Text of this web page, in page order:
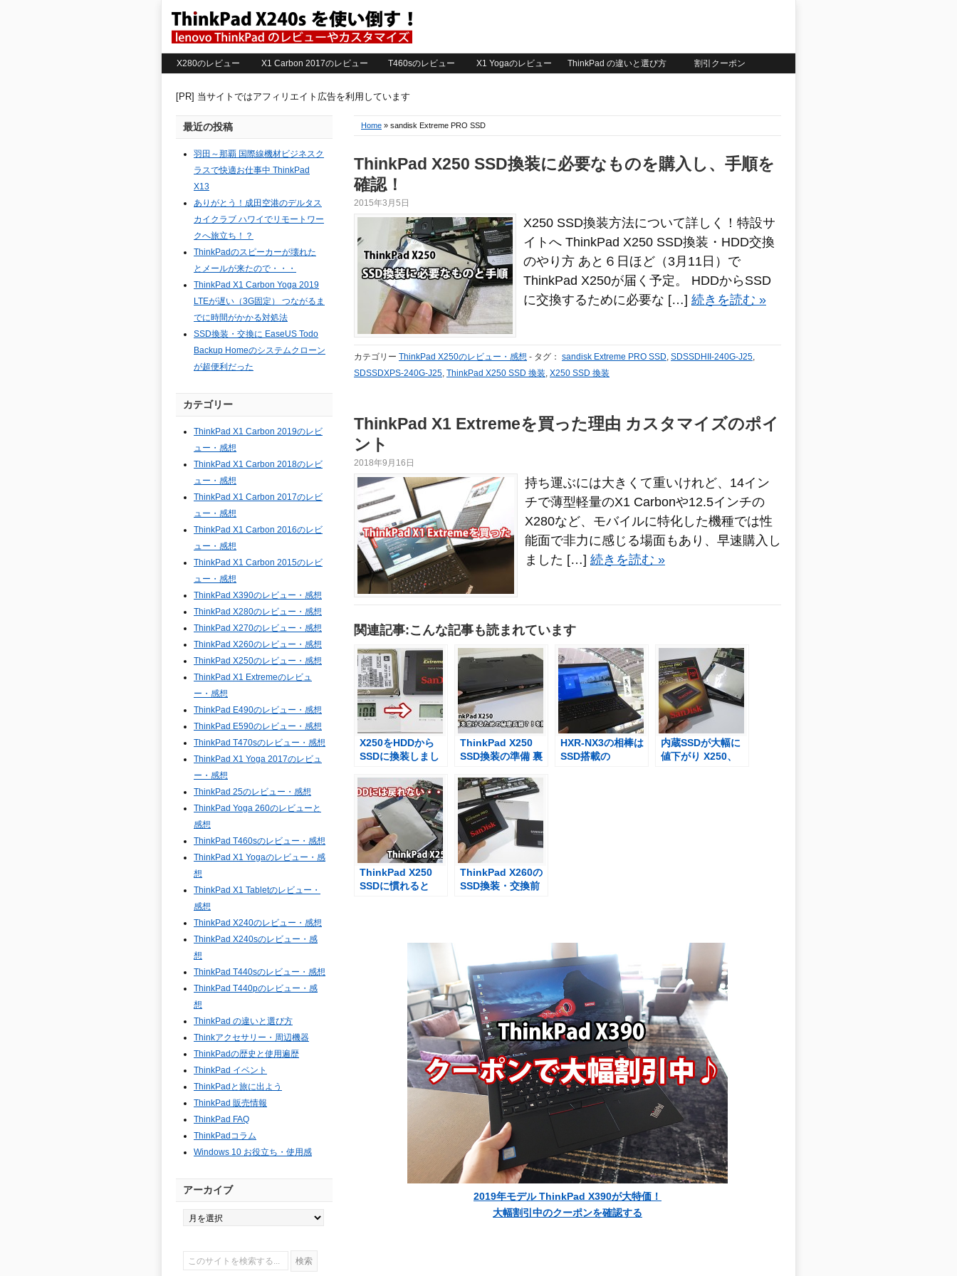
X280のレビュー X1 Carbon 2017のレビュー T460sのレビュー X1 Yogaのレビュー ThinkPad の違いと選び方 割引クーポン
[PR] 当サイトではアフィリエイト広告を利用しています
Home » sandisk Extreme PRO SSD
ThinkPad X250 SSD換装に必要なものを購入し、手順を
確認！
2015年3月5日
X250 SSD換装方法について詳しく！特設サ
イトへ ThinkPad X250 SSD換装・HDD交換
のやり方 あと６日ほど（3月11日）で
ThinkPad X250が届く予定。 HDDからSSD
に交換するために必要な […] 続きを読む »
カテゴリー ThinkPad X250のレビュー・感想 - タグ： sandisk Extreme PRO SSD, SDSSDHII-240G-J25,
SDSSDXPS-240G-J25, ThinkPad X250 SSD 換装, X250 SSD 換装
ThinkPad X1 Extremeを買った理由 カスタマイズのポイ
ント
2018年9月16日
持ち運ぶには大きくて重いけれど、14イン
チで薄型軽量のX1 Carbonや12.5インチの
X280など、モバイルに特化した機種では性
能面で非力に感じる場面もあり、早速購入し
ました […] 続きを読む »
関連記事:こんな記事も読まれています
X250をHDDから
SSDに換装しまし
【１分ダイジェス
ト動画】
ThinkPad X250
SSD換装の準備 裏
秘密兵器？！を購
HXR-NX3の相棒は
SSD搭載の
内蔵SSDが大幅に
値下がり X250、
ThinkPad X250
SSDに慣れると
ThinkPad X260の
SSD換装・交換前
2019年モデル ThinkPad X390が大特価！
大幅割引中のクーポンを確認する
最近の投稿
羽田～那覇 国際線機材ビジネスク
ラスで快適お仕事中 ThinkPad
X13
ありがとう！成田空港のデルタス
カイクラブ ハワイでリモートワー
クへ旅立ち！？
ThinkPadのスピーカーが壊れた
とメールが来たので・・・
ThinkPad X1 Carbon Yoga 2019
LTEが遅い（3G固定） つながるま
でに時間がかかる対処法
SSD換装・交換に EaseUS Todo
Backup Homeのシステムクローン
が超便利だった
カテゴリー
ThinkPad X1 Carbon 2019のレビ
ュー・感想
ThinkPad X1 Carbon 2018のレビ
ュー・感想
ThinkPad X1 Carbon 2017のレビ
ュー・感想
ThinkPad X1 Carbon 2016のレビ
ュー・感想
ThinkPad X1 Carbon 2015のレビ
ュー・感想
ThinkPad X390のレビュー・感想
ThinkPad X280のレビュー・感想
ThinkPad X270のレビュー・感想
ThinkPad X260のレビュー・感想
ThinkPad X250のレビュー・感想
ThinkPad X1 Extremeのレビュ
ー・感想
ThinkPad E490のレビュー・感想
ThinkPad E590のレビュー・感想
ThinkPad T470sのレビュー・感想
ThinkPad X1 Yoga 2017のレビュ
ー・感想
ThinkPad 25のレビュー・感想
ThinkPad Yoga 260のレビューと
感想
ThinkPad T460sのレビュー・感想
ThinkPad X1 Yogaのレビュー・感
想
ThinkPad X1 Tabletのレビュー・
感想
ThinkPad X240のレビュー・感想
ThinkPad X240sのレビュー・感
想
ThinkPad T440sのレビュー・感想
ThinkPad T440pのレビュー・感
想
ThinkPad の違いと選び方
Thinkアクセサリー・周辺機器
ThinkPadの歴史と使用遍歴
ThinkPad イベント
ThinkPadと旅に出よう
ThinkPad 販売情報
ThinkPad FAQ
ThinkPadコラム
Windows 10 お役立ち・使用感
アーカイブ